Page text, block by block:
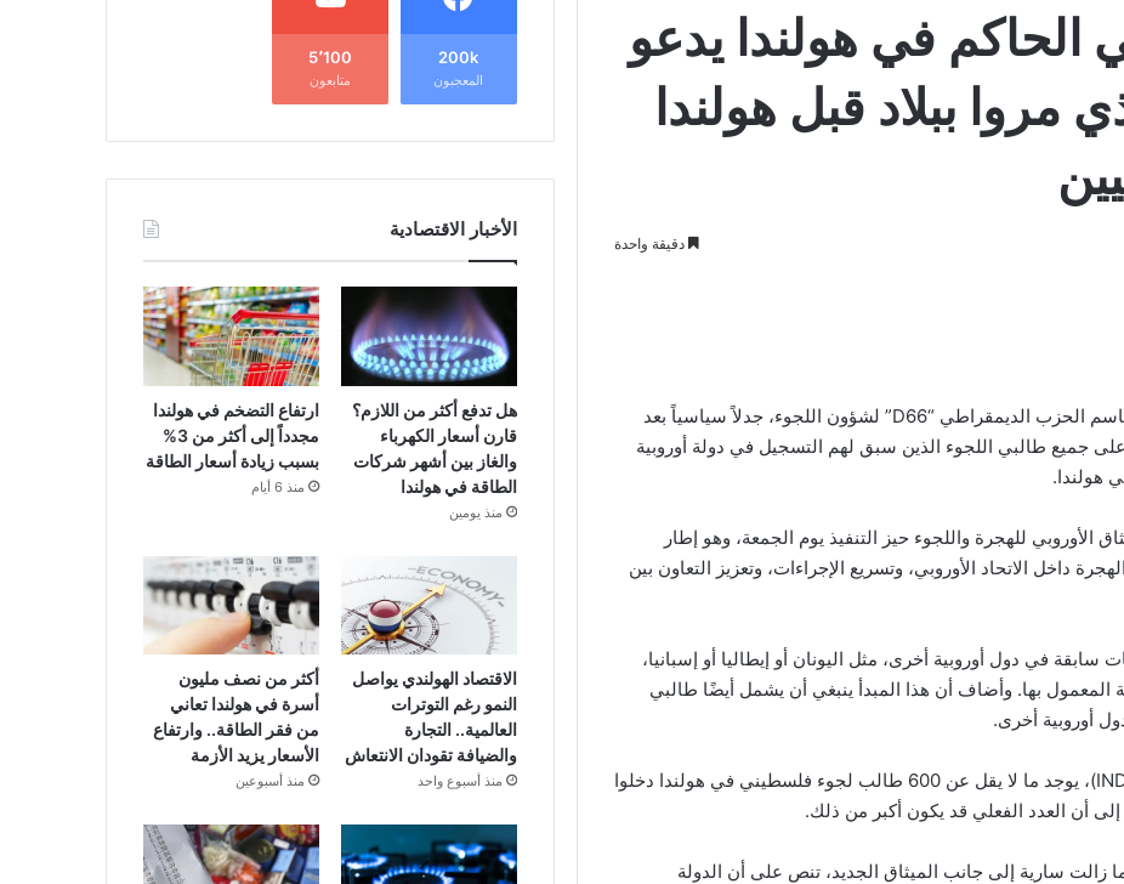
الحاكم في هولندا يدعو
مروا ببلاد قبل هولندا
دقيقة واحدة
أثار النائب الهولندي روبرت فان آستن، المتحدث باسم الحزب الديمقراطي “D66” لشؤون اللجوء، جدلاً سياسياً بعد
على جميع طالبي اللجوء الذين سبق لهم التسجيل في دولة أوروبية
هولندا.
للهجرة واللجوء حيز التنفيذ يوم الجمعة، وهو إطار
داخل الاتحاد الأوروبي، وتسريع الإجراءات، وتعزيز التعاون بين
في دول أوروبية أخرى، مثل اليونان أو إيطاليا أو إسبانيا،
المعمول بها. وأضاف أن هذا المبدأ ينبغي أن يشمل أيضًا طالبي
أوروبية أخرى.
وبحسب بيانات هيئة الهجرة والتجنيس الهولندية (IND)، يوجد ما لا يقل عن 600 طالب لجوء فلسطيني في هولندا دخلوا
إلى أن العدد الفعلي قد يكون أكبر من ذلك.
زالت سارية إلى جانب الميثاق الجديد، تنص على أن الدولة
200k
المعجبون
5٬100
متابعون
الأخبار الاقتصادية
هل تدفع أكثر من اللازم؟
قارن أسعار الكهرباء
والغاز بين أشهر شركات
الطاقة في هولندا
منذ يومين
ارتفاع التضخم في هولندا
مجدداً إلى أكثر من 3%
بسبب زيادة أسعار الطاقة
منذ 6 أيام
الاقتصاد الهولندي يواصل
النمو رغم التوترات
العالمية.. التجارة
والضيافة تقودان الانتعاش
منذ أسبوع واحد
أكثر من نصف مليون
أسرة في هولندا تعاني
من فقر الطاقة.. وارتفاع
الأسعار يزيد الأزمة
منذ أسبوعين